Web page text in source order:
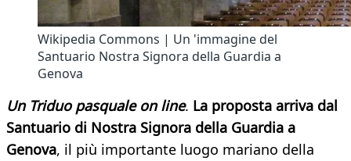
Wikipedia Commons | Un 'immagine del
Santuario Nostra Signora della Guardia a
Genova
Un Triduo pasquale on line. La proposta arriva dal
Santuario di Nostra Signora della Guardia a
Genova, il più importante luogo mariano della